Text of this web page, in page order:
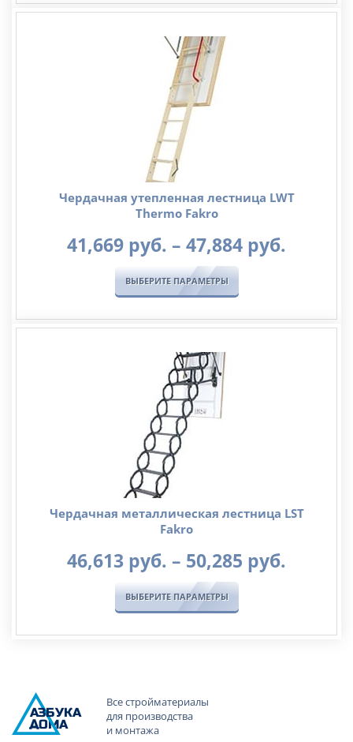
–
Чердачная утепленная лестница LWT
Thermo Fakro
41,669 руб. – 47,884 руб.
–
ВЫБЕРИТЕ ПАРАМЕТРЫ
Чердачная металлическая лестница LST
Fakro
46,613 руб. – 50,285 руб.
ВЫБЕРИТЕ ПАРАМЕТРЫ
ОМА
АЗБУКА
Все стройматериалы
для производства
и монтажа